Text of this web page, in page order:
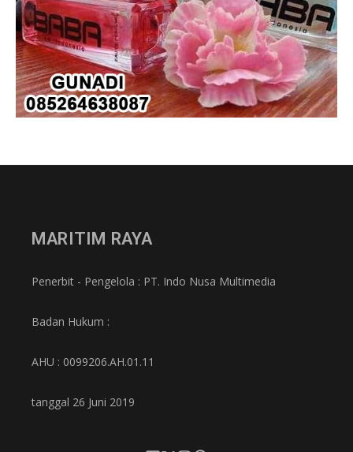
MARITIM RAYA
Penerbit - Pengelola : PT. Indo Nusa Multimedia
Badan Hukum :
AHU : 0099206.AH.01.11
tanggal 26 Juni 2019